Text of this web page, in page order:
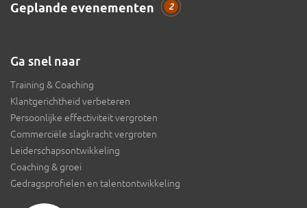
Geplande evenementen 2
Ga snel naar
Training & Coaching
Klantgerichtheid verbeteren
Persoonlijke effectiviteit vergroten
Commerciële slagkracht vergroten
Leiderschapsontwikkeling
Coaching & groei
Gedragsprofielen en talentontwikkeling